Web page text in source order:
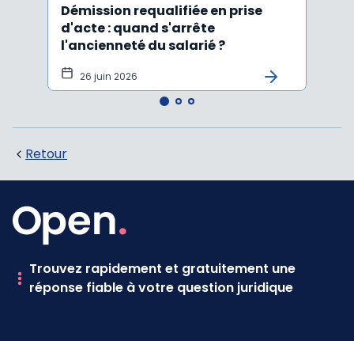
Démission requalifiée en prise
d'acte : quand s'arrête
l'ancienneté du salarié ?
26 juin 2026
Retour
Trouvez rapidement et gratuitement une
réponse fiable à votre question juridique